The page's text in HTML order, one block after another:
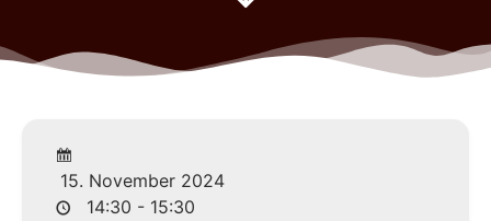
15. November 2024
14:30 - 15:30